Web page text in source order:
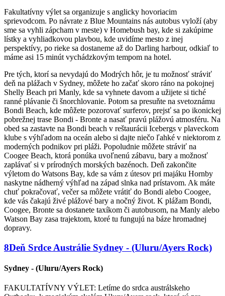
Fakultatívny výlet sa organizuje s anglicky hovoriacim
sprievodcom. Po návrate z Blue Mountains nás autobus vyloží (aby
sme sa vyhli zápcham v meste) v Homebush bay, kde si zakúpime
lístky a vyhliadkovou plavbou, kde uvidíme mesto z inej
perspektívy, po rieke sa dostaneme až do Darling harbour, odkiaľ to
máme asi 15 minút vychádzkovým tempom na hotel.
Pre tých, ktorí sa nevydajú do Modrých hôr, je tu možnosť stráviť
deň na plážach v Sydney, môžete ho začať skoro ráno na pokojnej
Shelly Beach pri Manly, kde sa vyhnete davom a užijete si tiché
ranné plávanie či šnorchlovanie. Potom sa presuňte na svetoznámu
Bondi Beach, kde môžete pozorovať surferov, prejsť sa po ikonickej
pobrežnej trase Bondi - Bronte a nasať pravú plážovú atmosféru. Na
obed sa zastavte na Bondi beach v reštaurácii Icebergs v plaveckom
klube s výhľadom na oceán alebo si dajte niečo ľahké v niektorom z
moderných podnikov pri pláži. Popoludnie môžete stráviť na
Coogee Beach, ktorá ponúka uvoľnenú zábavu, bary a možnosť
zaplávať si v prírodných morských bazénoch. Deň zakončite
výletom do Watsons Bay, kde sa vám z útesov pri majáku Hornby
naskytne nádherný výhľad na západ slnka nad prístavom. Ak máte
chuť pokračovať, večer sa môžete vrátiť do Bondi alebo Coogee,
kde vás čakajú živé plážové bary a nočný život. K plážam Bondi,
Coogee, Bronte sa dostanete taxíkom či autobusom, na Manly alebo
Watson Bay zasa trajektom, ktoré tu fungujú na báze hromadnej
dopravy.
8Deň Srdce Austrálie Sydney - (Uluru/Ayers Rock)
Sydney - (Uluru/Ayers Rock)
FAKULTATÍVNY VÝLET: Letíme do srdca austrálskeho